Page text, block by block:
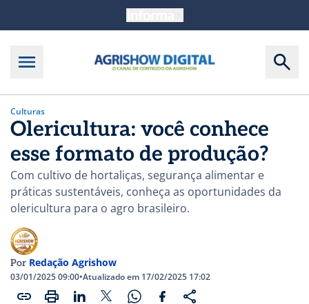
Culturas
Olericultura: você conhece
esse formato de produção?
Com cultivo de hortaliças, segurança alimentar e
práticas sustentáveis, conheça as oportunidades da
olericultura para o agro brasileiro.
Por Redação Agrishow
03/01/2025 09:00•Atualizado em 17/02/2025 17:02